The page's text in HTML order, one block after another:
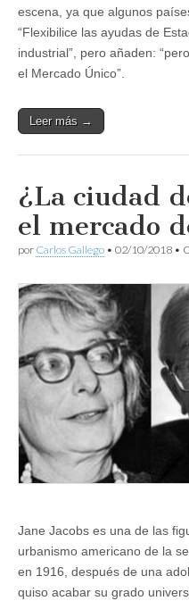
escena, ya que algunos
“Flexibilice las ayudas de
industrial”, pero añaden:
el Mercado Único”.
Leer más →
¿La ciudad
el mercado
por Carlos Gallego • 02/10/2018 •
Jane Jacobs es una de las
urbanismo americano de la
en 1916, después de una
quiso acabar su grado